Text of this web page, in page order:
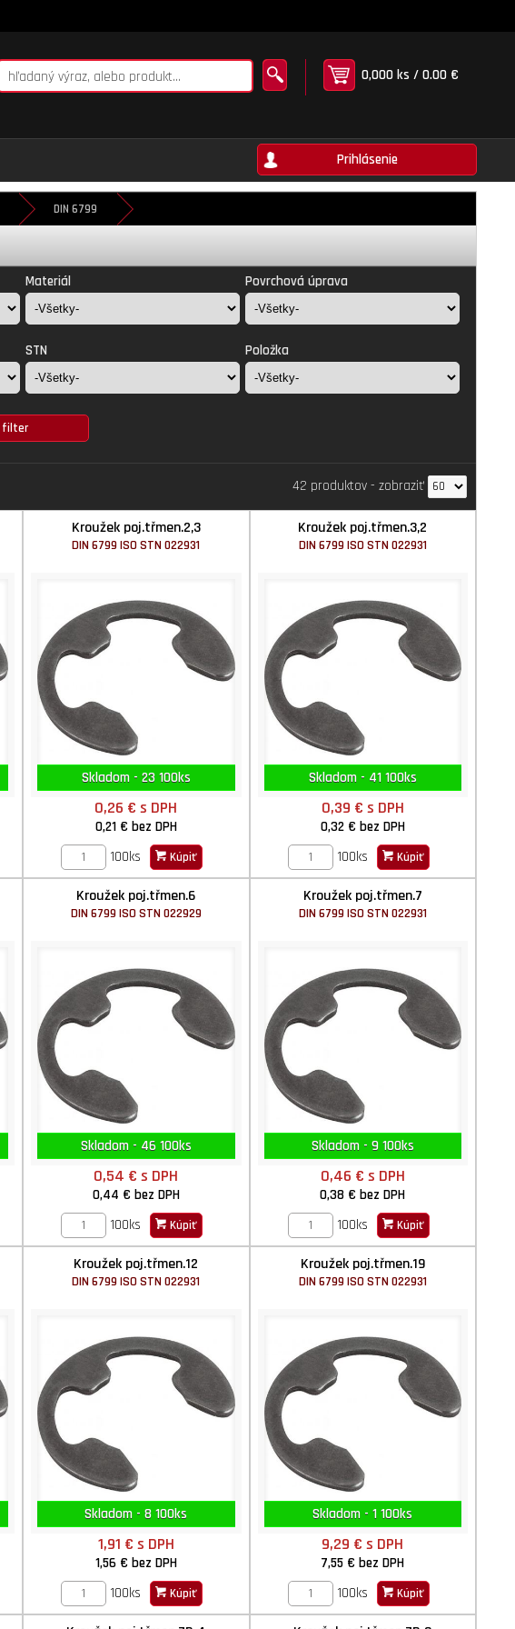
0,000 ks / 0.00 €
Prihlásenie
DIN 6799
Materiál Povrchová úprava
STN Položka
42 produktov - zobraziť
Kroužek poj.třmen.2,3
DIN 6799 ISO STN 022931
Skladom - 23 100ks
0,26 €s DPH
0,21 € bez DPH
100ks
Kúpiť
Kroužek poj.třmen.3,2
DIN 6799 ISO STN 022931
Skladom - 41 100ks
0,39 € s DPH
0,32 € bez DPH
100ks
Kúpiť
Kroužek poj.třmen.6
DIN 6799 ISO STN 022929
Skladom - 46 100ks
0,54 €s DPH
0,44 € bez DPH
100ks
Kúpiť
Kroužek poj.třmen.7
DIN 6799 ISO STN 022931
Skladom - 9 100ks
0,46 € s DPH
0,38 €bez DPH
100ks
Kúpiť
Kroužek poj.třmen.12
DIN 6799 ISO STN 022931
Skladom - 8 100ks
1,91 € s DPH
1,56 € bez DPH
100ks
Kúpiť
Kroužek poj.třmen.19
DIN 6799 ISO STN 022931
Skladom - 1 100ks
9,29 €s DPH
7,55 €bez DPH
100ks
Kúpiť